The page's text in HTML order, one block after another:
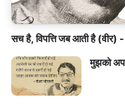
सच है, विपत्ति जब आती है (वीर) -
मुझको